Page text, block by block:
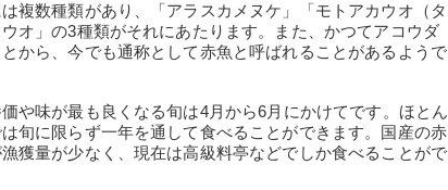
複数種類があり、「アラスカメヌケ」「モトアカウオ（タ
オ」の3種類がそれにあたります。また、かつてアコウダ
から、今でも通称として赤魚と呼ばれることがあるようで
や味が最も良くなる旬は4月から6月にかけてです。ほとん
旬に限らず一年を通して食べることができます。国産の赤
獲量が少なく、現在は高級料亭などでしか食べることがで